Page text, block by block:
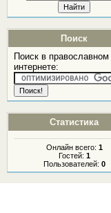
Поиск
Поиск в православном
интернете:
Статистика
Онлайн всего: 1
Гостей: 1
Пользователей: 0